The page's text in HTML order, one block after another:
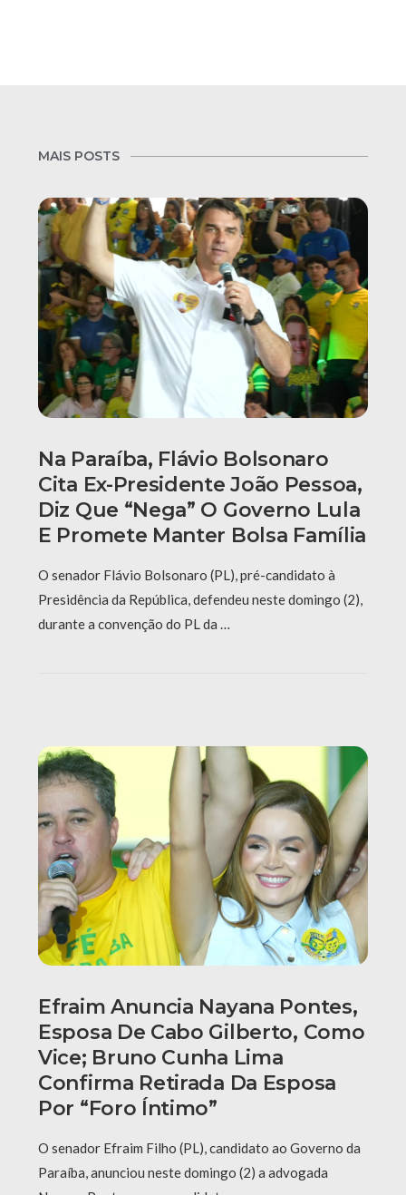
MAIS POSTS
Na Paraíba, Flávio Bolsonaro
Cita Ex-Presidente João Pessoa,
Diz Que “nega” O Governo Lula
E Promete Manter Bolsa Família
O senador Flávio Bolsonaro (PL), pré-candidato à
Presidência da República, defendeu neste domingo (2),
durante a convenção do PL da …
Efraim Anuncia Nayana Pontes,
Esposa De Cabo Gilberto, Como
Vice; Bruno Cunha Lima
Confirma Retirada Da Esposa
Por “foro Íntimo”
O senador Efraim Filho (PL), candidato ao Governo da
Paraíba, anunciou neste domingo (2) a advogada